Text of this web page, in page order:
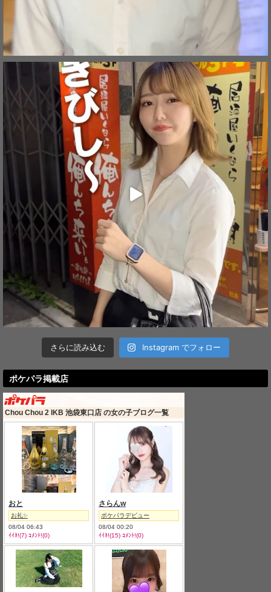
さらに読み込む Instagram でフォロー
ポケパラ掲載店